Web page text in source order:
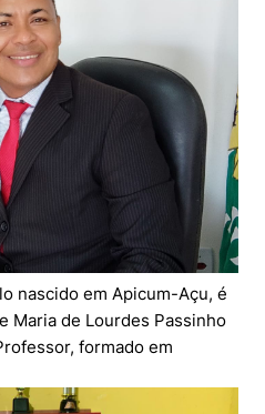
nascido em Apicum-Açu, é
Maria de Lourdes Passinho
formado em